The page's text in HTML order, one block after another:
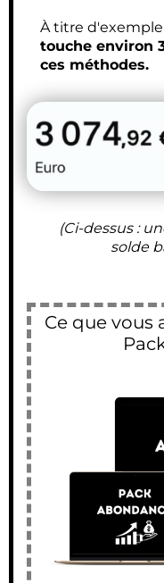
À titre
touche environ
ces méthodes.
(Ci-dessus :
solde
Ce que vous